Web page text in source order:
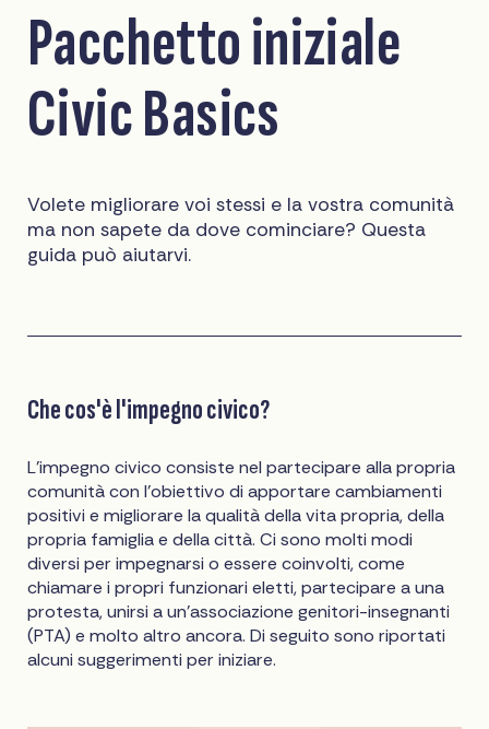
Pacchetto iniziale
Civic Basics
Volete migliorare voi stessi e la vostra comunità
ma non sapete da dove cominciare? Questa
guida può aiutarvi.
Che cos'è l'impegno civico?
L'impegno civico consiste nel partecipare alla propria
comunità con l'obiettivo di apportare cambiamenti
positivi e migliorare la qualità della vita propria, della
propria famiglia e della città. Ci sono molti modi
diversi per impegnarsi o essere coinvolti, come
chiamare i propri funzionari eletti, partecipare a una
protesta, unirsi a un'associazione genitori-insegnanti
(PTA) e molto altro ancora. Di seguito sono riportati
alcuni suggerimenti per iniziare.